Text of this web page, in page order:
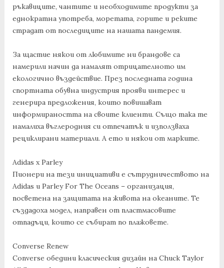
ръкавиците, чантите и необходимите продукти за
еднократна употреба, моретата, горите и реките
страдат от последиците на нашата пандемия.
За щастие някои от любимите ни брандове са
намерили начин да намалят отрицателното им
екологично въздействие. През последната година
спортната обувна индустрия прояви интерес и
генерира предложения, които повишават
информираността на своите клиенти. Също така те
намалиха въглеродния си отпечатък и използваха
рециклирани материали. А ето и някои от марките.
Adidas x Parley
Пионери на тези инициативи е сътрудничеството на
Adidas и Parley For The Oceans – организация,
посветена на защитата на живота на океаните. Те
създадоха модел, направен от пластмасовите
отпадъци, които се събират по плажовете.
Converse Renew
Converse обедини класическия дизайн на Chuck Taylor